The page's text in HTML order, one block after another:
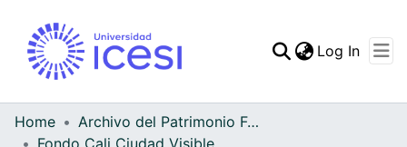
Log In
Home
Archivo del Patrimonio Fotográfico y Fílmico del Valle del Cauca
Fondo Cali Ciudad Visible